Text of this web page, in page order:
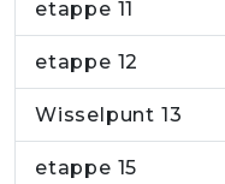
etappe 11
etappe 12
Wisselpunt 13
etappe 15